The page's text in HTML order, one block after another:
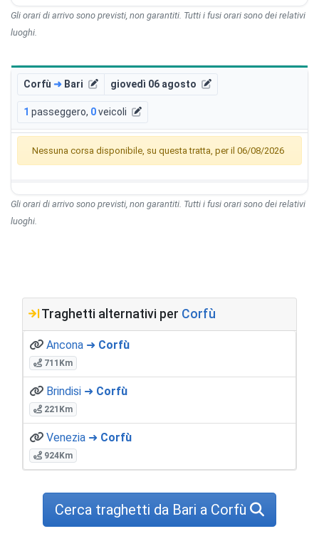
Gli orari di arrivo sono previsti, non garantiti. Tutti i fusi orari sono dei relativi
luoghi.
Corfù ➜ Bari giovedì 06 agosto
1 passeggero, 0veicoli
Nessuna corsa disponibile, su questa tratta, per il 06/08/2026
Gli orari di arrivo sono previsti, non garantiti. Tutti i fusi orari sono dei relativi
luoghi.
Traghetti alternativi per Corfù
Ancona ➜ Corfù
711Km
Brindisi ➜ Corfù
221Km
Venezia ➜ Corfù
924Km
Cerca traghetti da Bari a Corfù